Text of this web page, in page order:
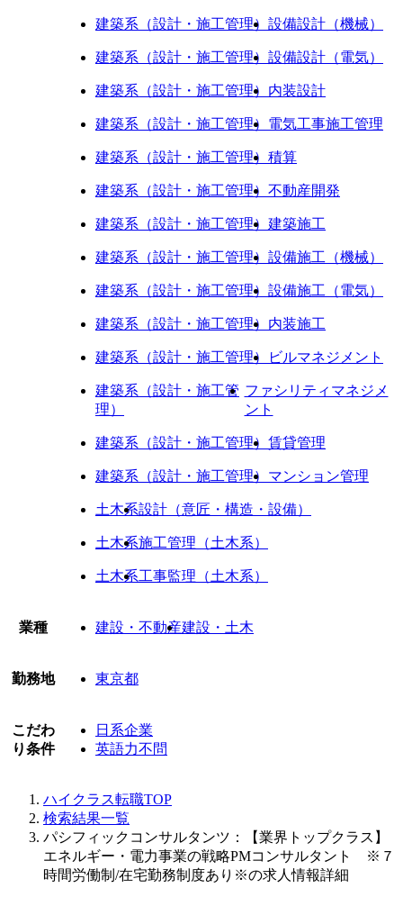
建築系（設計・施工管理） 設備設計（機械）
建築系（設計・施工管理） 設備設計（電気）
建築系（設計・施工管理） 内装設計
建築系（設計・施工管理） 電気工事施工管理
建築系（設計・施工管理） 積算
建築系（設計・施工管理） 不動産開発
建築系（設計・施工管理） 建築施工
建築系（設計・施工管理） 設備施工（機械）
建築系（設計・施工管理） 設備施工（電気）
建築系（設計・施工管理） 内装施工
建築系（設計・施工管理） ビルマネジメント
建築系（設計・施工管
理）
ファシリティマネジメ
ント
建築系（設計・施工管理） 賃貸管理
建築系（設計・施工管理） マンション管理
土木系設計（意匠・構造・設備）
土木系施工管理（土木系）
土木系工事監理（土木系）
業種 建設・不動産建設・土木
勤務地 東京都
こだわ
り条件
日系企業
英語力不問
ハイクラス転職TOP
検索結果一覧
パシフィックコンサルタンツ：【業界トップクラス】
エネルギー・電力事業の戦略PMコンサルタント ※７
時間労働制/在宅勤務制度あり※の求人情報詳細